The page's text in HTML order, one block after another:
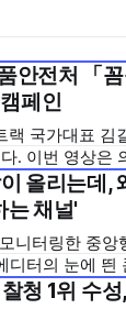
안전처 「
페인
랙 국가대표 김
심사
일로 단축한 정
한 것으로, 딱
빠른 스피드
지에 빗대어
올리는데,
는 채널'
니터링한 중앙
디터의 눈에 띈
너입니다. 조회
이 가지 않은
청 1위 수